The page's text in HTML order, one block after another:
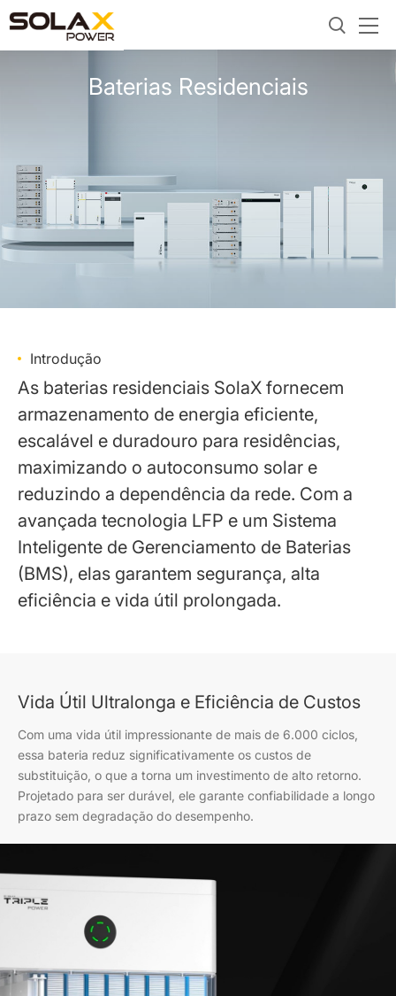
Baterias Residenciais
Introdução
As baterias residenciais SolaX fornecem
armazenamento de energia eficiente,
escalável e duradouro para residências,
maximizando o autoconsumo solar e
reduzindo a dependência da rede. Com a
avançada tecnologia LFP e um Sistema
Inteligente de Gerenciamento de Baterias
(BMS), elas garantem segurança, alta
eficiência e vida útil prolongada.
Vida Útil Ultralonga e Eficiência de Custos
Com uma vida útil impressionante de mais de 6.000 ciclos,
essa bateria reduz significativamente os custos de
substituição, o que a torna um investimento de alto retorno.
Projetado para ser durável, ele garante confiabilidade a longo
prazo sem degradação do desempenho.